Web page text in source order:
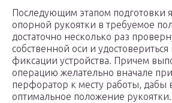
Последующим этапом подготовки
опорной рукоятки в требуемое
достаточно несколько раз
собственной оси и
фиксации устройства. Причем
операцию желательно вначале
перфоратор к месту работы, дабы
оптимальное положение рукоятки.